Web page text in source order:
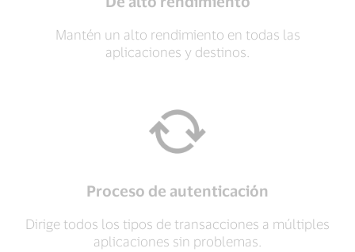
Mantén un alto rendimiento en todas las
aplicaciones y destinos.
Proceso de autenticación
Dirige todos los tipos de transacciones a múltiples
aplicaciones sin problemas.